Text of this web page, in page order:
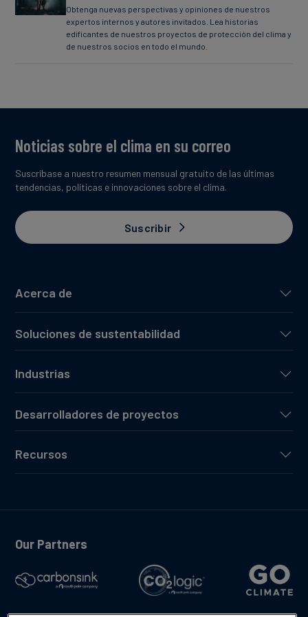
Obtenga nuevas perspectivas y opiniones de nuestros
expertos internos y autores invitados. Lea historias
edificantes de nuestros proyectos de protección del clima y
de nuestros socios en todo el mundo.
Acerca de
Soluciones de sustentabilidad
Industrias
Desarrolladores de proyectos
Recursos
Noticias sobre el clima en su correo
Suscríbase a nuestro resumen mensual gratuito de las últimas
tendencias, políticas e innovaciones sobre el clima.
Suscribir
Our Partners